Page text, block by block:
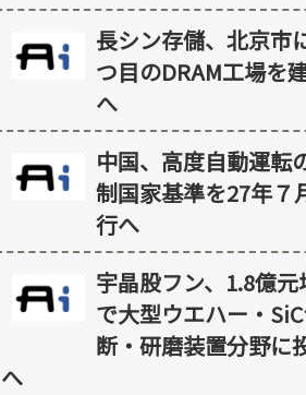
長シン存儲、北京市
つ目のDRAM工場を
へ
中国、高度自動運転
制国家基準を27年７
行へ
宇晶股フン、1.8億元
で大型ウエハー・
断・研磨装置分野に
へ